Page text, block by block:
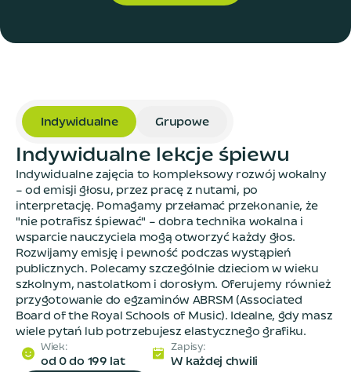
Indywidualne Grupowe
Indywidualne lekcje śpiewu
Indywidualne zajęcia to kompleksowy rozwój wokalny
– od emisji głosu, przez pracę z nutami, po
interpretację. Pomagamy przełamać przekonanie, że
"nie potrafisz śpiewać" – dobra technika wokalna i
wsparcie nauczyciela mogą otworzyć każdy głos.
Rozwijamy emisję i pewność podczas wystąpień
publicznych. Polecamy szczególnie dzieciom w wieku
szkolnym, nastolatkom i dorosłym. Oferujemy również
przygotowanie do egzaminów ABRSM (Associated
Board of the Royal Schools of Music). Idealne, gdy masz
wiele pytań lub potrzebujesz elastycznego grafiku.
Wiek:
od 0 do 199 lat
Zapisy:
W każdej chwili